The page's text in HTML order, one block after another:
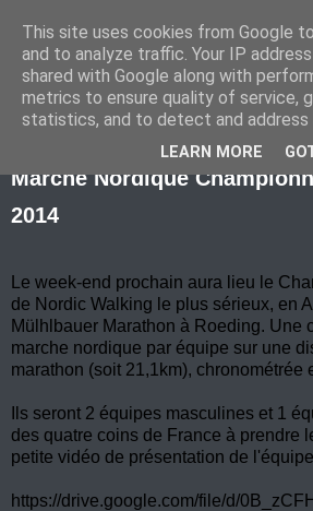
Marche
mercredi 21 mai 2014
Marche Nordique
2014
Le week-end prochain aura lieu le
de Nordic Walking le plus sérieux, en
Mülhlbauer Marathon à Roeding. Une
marche nordique par équipe sur une
marathon (soit 21,1km), chronométrée
Ils seront 2 équipes masculines et 1
des quatre coins de France à prendre
petite vidéo de présentation de
https://drive.google.com/file/d/
This site uses cookies from Google
and to analyze traffic. Your IP
shared with Google along with
metrics to ensure quality of service,
statistics, and to detect and address
LEARN MORE